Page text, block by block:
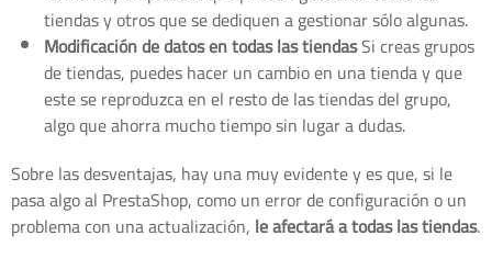
tiendas y otros que se dediquen a gestionar sólo algunas.
Modificación de datos en todas las tiendasSi creas grupos
de tiendas, puedes hacer un cambio en una tienda y que
este se reproduzca en el resto de las tiendas del grupo,
algo que ahorra mucho tiempo sin lugar a dudas.
Sobre las desventajas, hay una muy evidente y es que, si le
pasa algo al PrestaShop, como un error de configuración o un
problema con una actualización, le afectará a todas las tiendas.